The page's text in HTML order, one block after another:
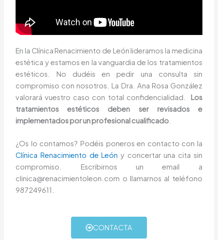
En la Clínica Renacimiento de León lideramos la medicina
estética y estamos en la vanguardia de los tratamientos
estéticos. No dudéis en pedir una consulta sin
compromiso con nosotros. La Dra. Ana Rosa González
valorará vuestro caso con total confidencialidad. Los
tratamientos estéticos deben ser revisados e
implementados por un profesional cualificado
¿Os lo contamos? Podéis poneros en contacto con la
Clínica Renacimiento de León y concertar una cita sin
compromiso. Escribirnos un email a
clinica@renacimientoleon.com o llamarnos al teléfono
987249611.
CONTACTA